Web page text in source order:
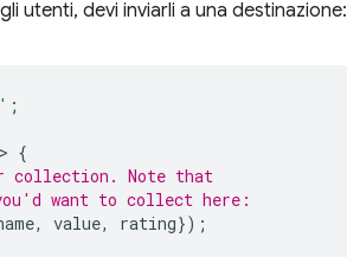
utenti, devi inviarli a una destinazione:
;
> {
collection. Note that
want to collect here:
, value, rating});